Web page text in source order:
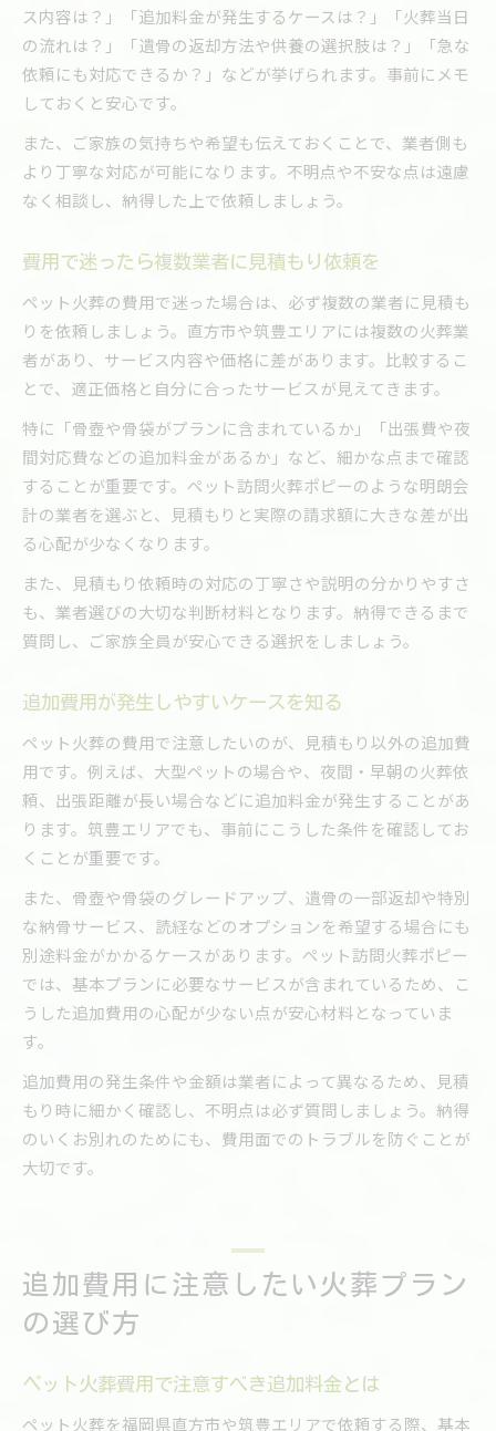
ス内容は？」「追加料金が発生するケースは？」「火葬当日
の流れは？」「遺骨の返却方法や供養の選択肢は？」「急な
依頼にも対応できるか？」などが挙げられます。事前にメモ
しておくと安心です。
また、ご家族の気持ちや希望も伝えておくことで、業者側も
より丁寧な対応が可能になります。不明点や不安な点は遠慮
なく相談し、納得した上で依頼しましょう。
費用で迷ったら複数業者に見積もり依頼を
ペット火葬の費用で迷った場合は、必ず複数の業者に見積も
りを依頼しましょう。直方市や筑豊エリアには複数の火葬業
者があり、サービス内容や価格に差があります。比較するこ
とで、適正価格と自分に合ったサービスが見えてきます。
特に「骨壺や骨袋がプランに含まれているか」「出張費や夜
間対応費などの追加料金があるか」など、細かな点まで確認
することが重要です。ペット訪問火葬ポピーのような明朗会
計の業者を選ぶと、見積もりと実際の請求額に大きな差が出
る心配が少なくなります。
また、見積もり依頼時の対応の丁寧さや説明の分かりやすさ
も、業者選びの大切な判断材料となります。納得できるまで
質問し、ご家族全員が安心できる選択をしましょう。
追加費用が発生しやすいケースを知る
ペット火葬の費用で注意したいのが、見積もり以外の追加費
用です。例えば、大型ペットの場合や、夜間・早朝の火葬依
頼、出張距離が長い場合などに追加料金が発生することがあ
ります。筑豊エリアでも、事前にこうした条件を確認してお
くことが重要です。
また、骨壺や骨袋のグレードアップ、遺骨の一部返却や特別
な納骨サービス、読経などのオプションを希望する場合にも
別途料金がかかるケースがあります。ペット訪問火葬ポピー
では、基本プランに必要なサービスが含まれているため、こ
うした追加費用の心配が少ない点が安心材料となっていま
す。
追加費用の発生条件や金額は業者によって異なるため、見積
もり時に細かく確認し、不明点は必ず質問しましょう。納得
のいくお別れのためにも、費用面でのトラブルを防ぐことが
大切です。
追加費用に注意したい火葬プラン
の選び方
ペット火葬費用で注意すべき追加料金とは
ペット火葬を福岡県直方市や筑豊エリアで依頼する際、基本